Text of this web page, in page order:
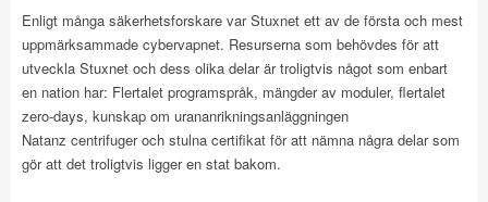
Enligt många säkerhetsforskare var Stuxnet ett av de första och mest
uppmärksammade cybervapnet. Resurserna som behövdes för att
utveckla Stuxnet och dess olika delar är troligtvis något som enbart
en nation har: Flertalet programspråk, mängder av moduler, flertalet
zero-days, kunskap om urananrikningsanläggningen
Natanz centrifuger och stulna certifikat för att nämna några delar som
gör att det troligtvis ligger en stat bakom.